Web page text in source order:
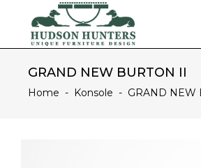
GRAND NEW BURTON II
Home - Konsole - GRAND NEW